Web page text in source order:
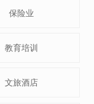
保险业
教育培训
文旅酒店